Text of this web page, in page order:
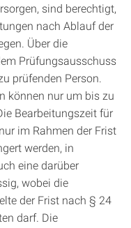
sind berechtigt,
nach Ablauf der
Über die
Prüfungsausschuss
prüfenden Person.
können nur um bis zu
Bearbeitungszeit für
im Rahmen der Frist
werden, in
eine darüber
wobei die
der Frist nach § 24
darf. Die